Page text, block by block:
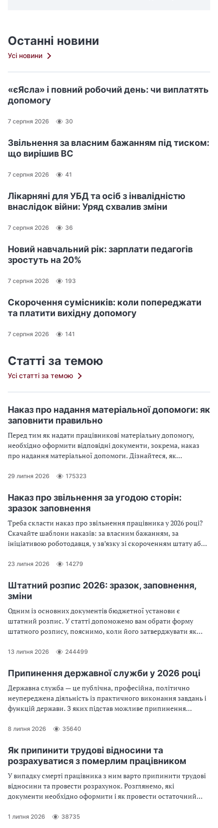
Останні новини
Усі новини
«єЯсла» і повний робочий день: чи виплатять
допомогу
7 серпня 2026 30
Звільнення за власним бажанням під тиском:
що вирішив ВС
7 серпня 2026 41
Лікарняні для УБД та осіб з інвалідністю
внаслідок війни: Уряд схвалив зміни
7 серпня 2026 36
Новий навчальний рік: зарплати педагогів
зростуть на 20%
7 серпня 2026 193
Скорочення сумісників: коли попереджати
та платити вихідну допомогу
7 серпня 2026 141
Статті за темою
Усі статті за темою
Наказ про надання матеріальної допомоги: як
заповнити правильно
Перед тим як надати працівникові матеріальну допомогу,
необхідно оформити відповідні документи, зокрема, наказ
про надання матеріальної допомоги. Дізнайтеся, як
допомоги: на оздоровлення, у зв’язку з сімейними
поховання
29 липня 2026 175323
Наказ про звільнення за угодою сторін:
зразок заповнення
Треба скласти наказ про звільнення працівника у 2026 році?
Скачайте шаблони наказів: за власним бажанням, за
ініціативою роботодавця, у зв’язку зі скороченням штату або
23 липня 2026 14279
Штатний розпис 2026: зразок, заповнення,
зміни
Одним із основних документів бюджетної установи є
штатний розпис. У статті допоможемо вам обрати форму
штатного розпису, пояснимо, коли його затверджувати як
13 липня 2026 244499
Припинення державної служби у 2026 році
Державна служба — це публічна, професійна, політично
неупереджена діяльність із практичного виконання завдань і
функцій держави. З яких підстав можливе припинення
служби? З’ясуймо разом!
8 липня 2026 35640
Як припинити трудові відносини та
розрахуватися з померлим працівником
У випадку смерті працівника з ним варто припинити трудові
відносини та провести розрахунок. Розглянемо, які
документи необхідно оформити і як провести остаточний
1 липня 2026 38735